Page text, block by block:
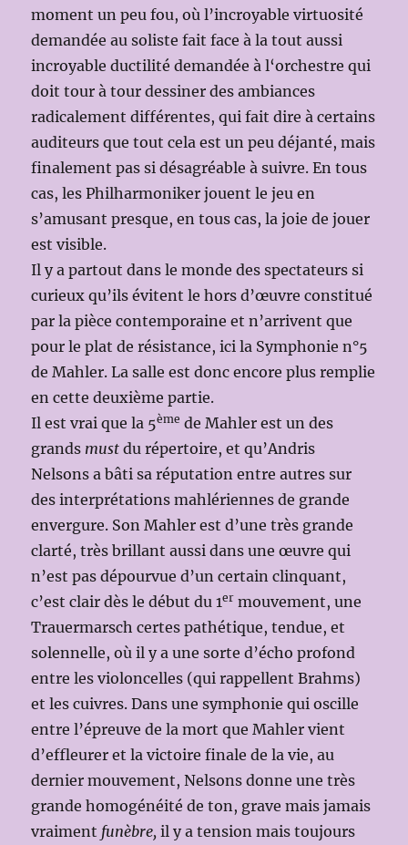
moment un peu fou, où l’incroyable virtuosité
demandée au soliste fait face à la tout aussi
incroyable ductilité demandée à l‘orchestre qui
doit tour à tour dessiner des ambiances
radicalement différentes, qui fait dire à certains
auditeurs que tout cela est un peu déjanté, mais
finalement pas si désagréable à suivre. En tous
cas, les Philharmoniker jouent le jeu en
s’amusant presque, en tous cas, la joie de jouer
est visible.
Il y a partout dans le monde des spectateurs si
curieux qu’ils évitent le hors d’œuvre constitué
par la pièce contemporaine et n’arrivent que
pour le plat de résistance, ici la Symphonie n°5
de Mahler. La salle est donc encore plus remplie
en cette deuxième partie.
Il est vrai que la 5ème de Mahler est un des
grands must du répertoire, et qu’Andris
Nelsons a bâti sa réputation entre autres sur
des interprétations mahlériennes de grande
envergure. Son Mahler est d’une très grande
clarté, très brillant aussi dans une œuvre qui
n’est pas dépourvue d’un certain clinquant,
c’est clair dès le début du 1er mouvement, une
Trauermarsch certes pathétique, tendue, et
solennelle, où il y a une sorte d’écho profond
entre les violoncelles (qui rappellent Brahms)
et les cuivres. Dans une symphonie qui oscille
entre l’épreuve de la mort que Mahler vient
d’effleurer et la victoire finale de la vie, au
dernier mouvement, Nelsons donne une très
grande homogénéité de ton, grave mais jamais
vraiment funèbre,il y a tension mais toujours